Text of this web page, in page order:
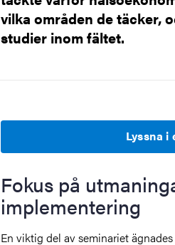
vilka områden de täcker,
studier inom fältet.
Lyssna
Fokus på
implementering
En viktig del av seminariet